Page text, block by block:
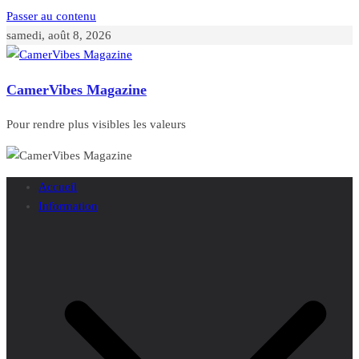
Passer au contenu
samedi, août 8, 2026
CamerVibes Magazine
Pour rendre plus visibles les valeurs
Accueil
Information